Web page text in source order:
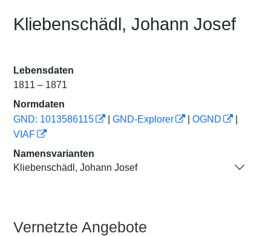
Kliebenschädl, Johann Josef
Lebensdaten
1811 – 1871
Normdaten
GND: 1013586115
GND-Explorer OGND
VIAF
Namensvarianten
Kliebenschädl, Johann Josef
Vernetzte Angebote